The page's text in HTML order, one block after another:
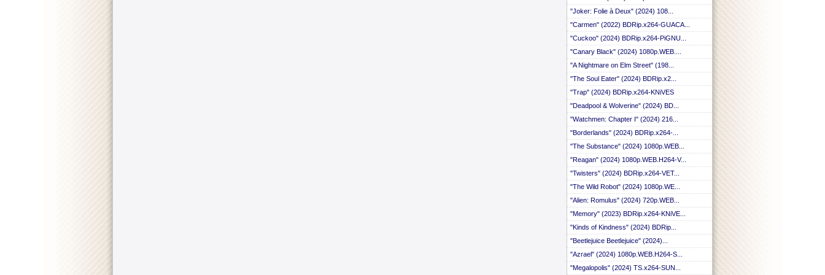
"Joker: Folie à Deux" (2024) 108...
"Carmen" (2022) BDRip.x264-GUACA...
"Cuckoo" (2024) BDRip.x264-PiGNU...
"Canary Black" (2024) 1080p.WEB....
"A Nightmare on Elm Street" (198...
"The Soul Eater" (2024) BDRip.x2...
"Trap" (2024) BDRip.x264-KNiVES
"Deadpool & Wolverine" (2024) BD...
"Watchmen: Chapter I" (2024) 216...
"Borderlands" (2024) BDRip.x264-...
"The Substance" (2024) 1080p.WEB...
"Reagan" (2024) 1080p.WEB.H264-V...
"Twisters" (2024) BDRip.x264-VET...
"The Wild Robot" (2024) 1080p.WE...
"Alien: Romulus" (2024) 720p.WEB...
"Memory" (2023) BDRip.x264-KNiVE...
"Kinds of Kindness" (2024) BDRip...
"Beetlejuice Beetlejuice" (2024)...
"Azrael" (2024) 1080p.WEB.H264-S...
"Megalopolis" (2024) TS.x264-SUN...